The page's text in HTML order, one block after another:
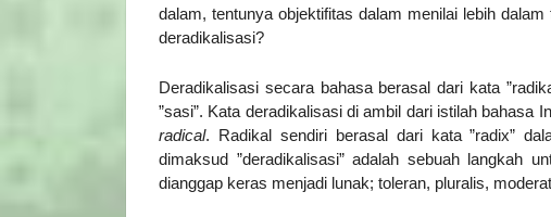
dalam, tentunya objektifitas dalam menilai lebih
deradikalisasi?
Deradikalisasi secara bahasa berasal dari kata
”sasi”. Kata deradikalisasi di ambil dari istilah bahasa
radical. Radikal sendiri berasal dari kata ”radix”
dimaksud ”deradikalisasi” adalah sebuah langkah
dianggap keras menjadi lunak; toleran, pluralis,